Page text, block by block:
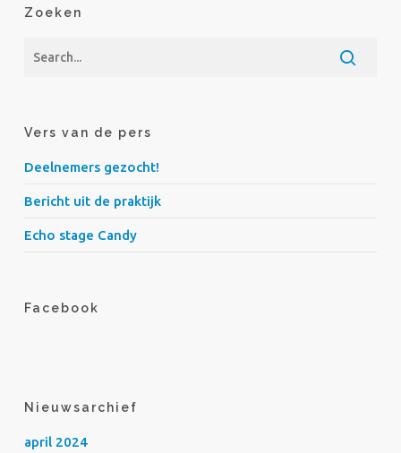
Zoeken
Vers van de pers
Deelnemers gezocht!
Bericht uit de praktijk
Echo stage Candy
Facebook
Nieuwsarchief
april 2024